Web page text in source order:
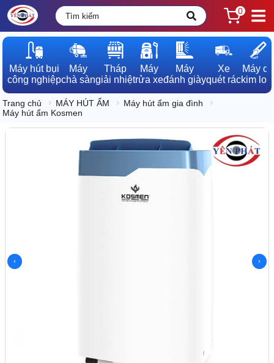
0
Máy hút bụi
công nghiệp
Máy
chà sàn
Tháp
giải nhiệt
Máy
rửa xe
Máy
đánh giày
Xe
quét rác
Máy dò
kim loại
Trang chủ MÁY HÚT ẨM
Máy hút ẩm gia đình
Máy hút ẩm Kosmen